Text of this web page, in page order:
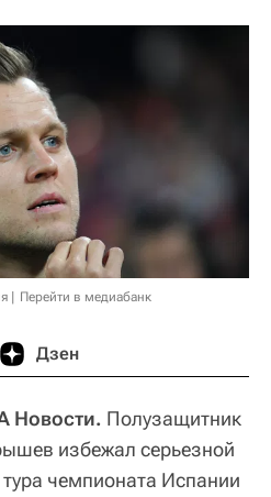
Перейти в медиабанк
Дзен
Новости. Полузащитник
избежал серьезной
чемпионата Испании